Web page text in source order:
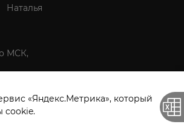
Наталья
МСК,
© 2026.
«Яндекс.Метрика», который
cookie.